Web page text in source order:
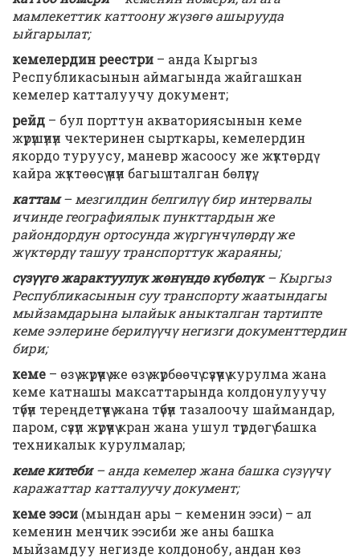
мамлекеттик каттоону жүзөгө ашырууда
ыйгарылат;
кемелердин реестри – анда Кыргыз
Республикасынын аймагында жайгашкан
кемелер катталуучу документ;
рейд – бул порттун акваториясынын кеме
жүрүшүнүн чектеринен сырткары, кемелердин
якордо туруусу, маневр жасоосу же жүктөрдү
кайра жүктөөсү үчүн багышталган бөлүгү;
каттам– мезгилдин белгилүү бир интервалы
ичинде географиялык пункттардын же
райондордун ортосунда жүргүнчүлөрдү же
жүктөрдү ташуу транспорттук жараяны;
сүзүүгө жарактуулук жөнүндө күбөлүк– Кыргыз
Республикасынын суу транспорту жаатындагы
мыйзамдарына ылайык аныкталган тартипте
кеме ээлерине берилүүчү негизги документтердин
бири;
кеме – өзү жүрүүчү же өзү жүрбөөчү сүзүүчү курулма жана
кеме катнашы максаттарында колдонулуучу
түбүн тереңдетүүчү жана түбүн тазалоочу шаймандар,
паром, сүзүп жүрүүчү кран жана ушул түрдөгү башка
техникалык курулмалар;
кеме китеби– анда кемелер жана башка сүзүүчү
каражаттар катталуучу документ;
кеме ээси (мындан ары – кеменин ээси) – ал
кеменин менчик ээсиби же аны башка
мыйзамдуу негизде колдонобу, андан көз